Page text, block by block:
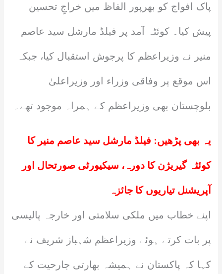
پاک افواج کو بھرپور الفاظ میں خراجِ تحسین
پیش کیا۔ کوئٹہ آمد پر فیلڈ مارشل سید عاصم
منیر نے وزیراعظم کا پرجوش استقبال کیا، جبکہ
اس موقع پر وفاقی وزراء اور وزیراعلیٰ
بلوچستان بھی وزیراعظم کے ہمراہ موجود تھے۔
یہ بھی پڑھیں: فیلڈ مارشل سید عاصم منیر کا
کوئٹہ گیریژن کا دورہ، سیکیورٹی صورتحال اور
آپریشنل تیاریوں کا جائزہ
اپنے خطاب میں ملکی سلامتی اور خارجہ پالیسی
پر بات کرتے ہوئے وزیراعظم شہباز شریف نے
کہا کہ پاکستان نے ہمیشہ بھارتی جارحیت کے